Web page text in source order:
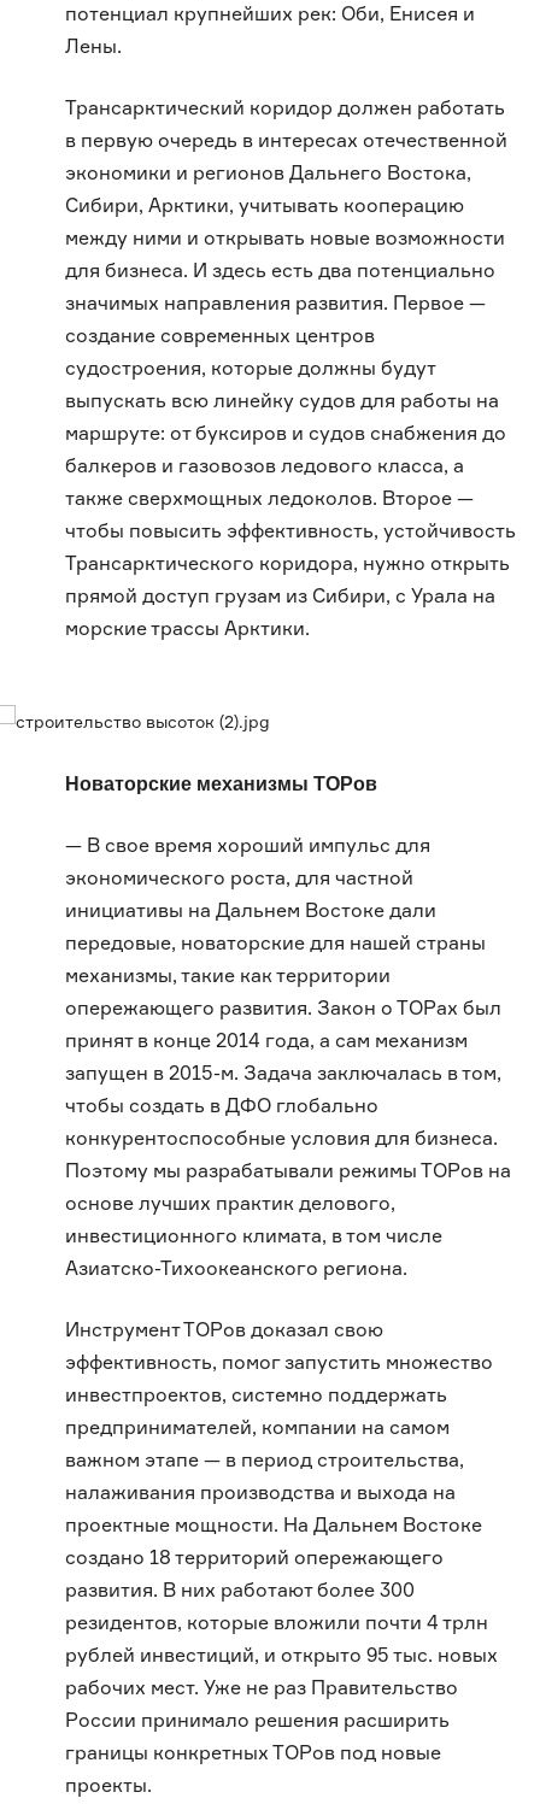
потенциал крупнейших рек: Оби, Енисея и
Лены.
Трансарктический коридор должен работать
в первую очередь в интересах отечественной
экономики и регионов Дальнего Востока,
Сибири, Арктики, учитывать кооперацию
между ними и открывать новые возможности
для бизнеса. И здесь есть два потенциально
значимых направления развития. Первое —
создание современных центров
судостроения, которые должны будут
выпускать всю линейку судов для работы на
маршруте: от буксиров и судов снабжения до
балкеров и газовозов ледового класса, а
также сверхмощных ледоколов. Второе —
чтобы повысить эффективность, устойчивость
Трансарктического коридора, нужно открыть
прямой доступ грузам из Сибири, с Урала на
морские трассы Арктики.
Новаторские механизмы ТОРов
— В свое время хороший импульс для
экономического роста, для частной
инициативы на Дальнем Востоке дали
передовые, новаторские для нашей страны
механизмы, такие как территории
опережающего развития. Закон о ТОРах был
принят в конце 2014 года, а сам механизм
запущен в 2015-м. Задача заключалась в том,
чтобы создать в ДФО глобально
конкурентоспособные условия для бизнеса.
Поэтому мы разрабатывали режимы ТОРов на
основе лучших практик делового,
инвестиционного климата, в том числе
Азиатско-Тихоокеанского региона.
Инструмент ТОРов доказал свою
эффективность, помог запустить множество
инвестпроектов, системно поддержать
предпринимателей, компании на самом
важном этапе — в период строительства,
налаживания производства и выхода на
проектные мощности. На Дальнем Востоке
создано 18 территорий опережающего
развития. В них работают более 300
резидентов, которые вложили почти 4 трлн
рублей инвестиций, и открыто 95 тыс. новых
рабочих мест. Уже не раз Правительство
России принимало решения расширить
границы конкретных ТОРов под новые
проекты.